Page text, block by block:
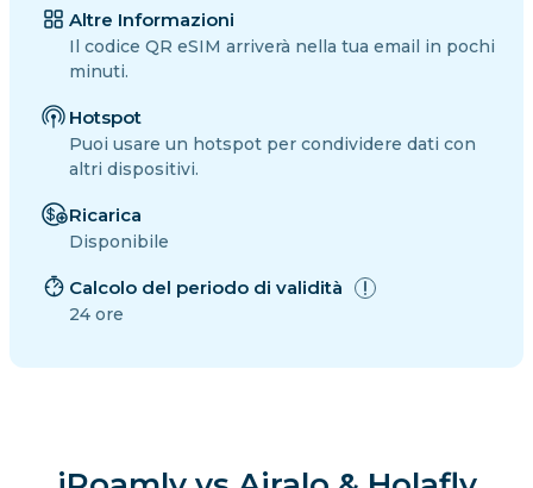
Altre Informazioni
Il codice QR eSIM arriverà nella tua email in pochi
minuti.
Hotspot
Puoi usare un hotspot per condividere dati con
altri dispositivi.
Ricarica
Disponibile
Calcolo del periodo di validità
24 ore